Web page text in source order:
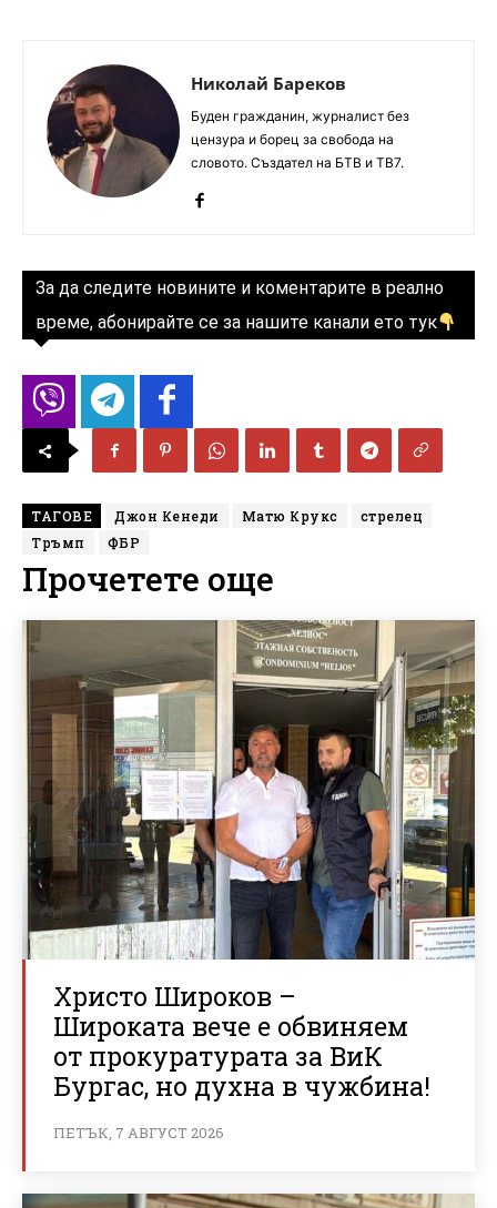
Николай Бареков
Буден гражданин, журналист без
цензура и борец за свобода на
словото. Създател на БТВ и ТВ7.
За да следите новините и коментарите в реално
време, абонирайте се за нашите канали ето тук
ТАГОВЕ Джон Кенеди Матю Крукс
стрелец
Тръмп
ФБР
Прочетете още
Христо Широков –
Широката вече е обвиняем
от прокуратурата за ВиК
Бургас, но духна в чужбина!
ПЕТЪК, 7 АВГУСТ 2026